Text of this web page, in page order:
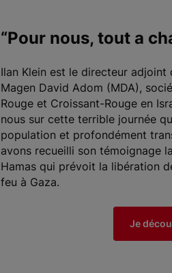
“Pour nous, tout a
Ilan Klein est le directeur
Magen David Adom (MDA),
Rouge et Croissant-Rouge en
nous sur cette terrible journée
population et profondément
avons recueilli son témoignage
Hamas qui prévoit la libération
feu à Gaza.
Je